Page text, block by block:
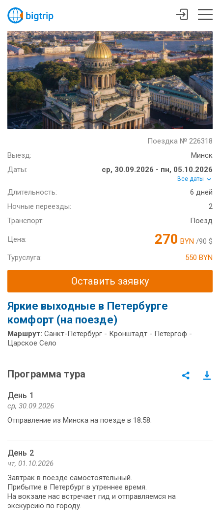
Поездка № 226318
Выезд:
Минск
Даты:
ср, 30.09.2026 - пн, 05.10.2026
Все даты
Длительность:
6 дней
Ночные переезды:
2
Транспорт:
Поезд
Цена: 270 BYN /90 $
Туруслуга:
550 BYN
Оставить заявку
Яркие выходные в Петербурге
комфорт (на поезде)
Маршрут: Санкт-Петербург - Кронштадт - Петергоф -
Царское Село
Программа тура
День 1
ср, 30.09.2026
Отправление из Минска на поезде в 18:58.
День 2
чт, 01.10.2026
Завтрак в поезде самостоятельный.
Прибытие в Петербург в утреннее время.
На вокзале нас встречает гид и отправляемся на
экскурсию по городу.